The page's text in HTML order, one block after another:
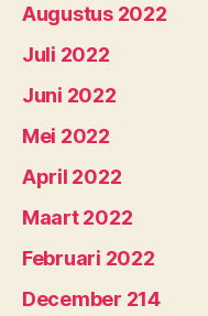
Augustus 2022
Juli 2022
Juni 2022
Mei 2022
April 2022
Maart 2022
Februari 2022
December 214